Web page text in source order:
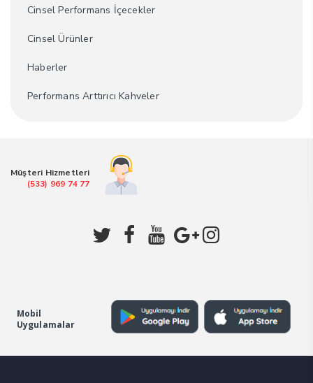
Cinsel Performans İçecekler
Cinsel Ürünler
Haberler
Performans Arttırıcı Kahveler
Müşteri Hizmetleri
(533) 969 74 77
Mobil
Uygulamalar